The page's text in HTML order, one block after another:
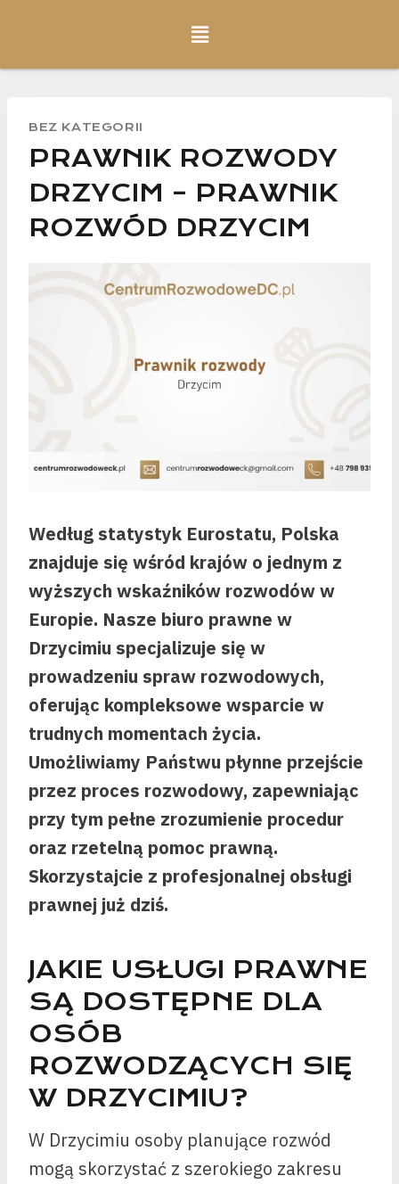
BEZ KATEGORII
PRAWNIK ROZWODY
DRZYCIM – PRAWNIK
ROZWÓD DRZYCIM
Według statystyk Eurostatu, Polska
znajduje się wśród krajów o jednym z
wyższych wskaźników rozwodów w
Europie. Nasze biuro prawne w
Drzycimiu specjalizuje się w
prowadzeniu spraw rozwodowych,
oferując kompleksowe wsparcie w
trudnych momentach życia.
Umożliwiamy Państwu płynne przejście
przez proces rozwodowy, zapewniając
przy tym pełne zrozumienie procedur
oraz rzetelną pomoc prawną.
Skorzystajcie z profesjonalnej obsługi
prawnej już dziś.
JAKIE USŁUGI PRAWNE
SĄ DOSTĘPNE DLA
OSÓB
ROZWODZĄCYCH SIĘ
W DRZYCIMIU?
W Drzycimiu osoby planujące rozwód
mogą skorzystać z szerokiego zakresu